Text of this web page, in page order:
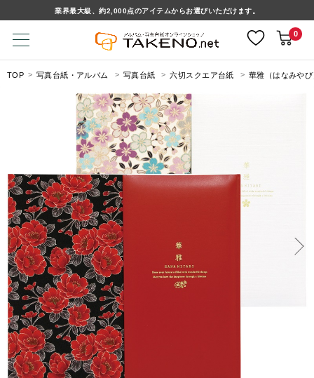
業界最大級、約2,000点のアイテムからお選びいただけます。
0
TOP 写真台紙・アルバム 写真台紙 六切スクエア台紙 華雅（はなみや